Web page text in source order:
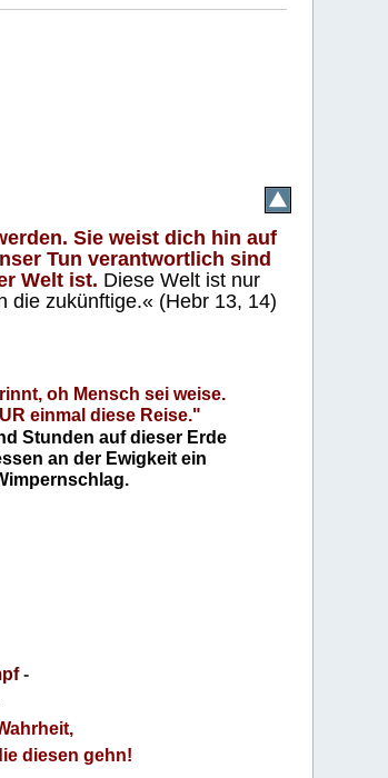
Sie weist dich hin auf
Tun verantwortlich sind
Welt ist. Diese Welt ist nur
die zukünftige.« (Hebr 13, 14)
oh Mensch sei weise.
einmal diese Reise."
Stunden auf dieser Erde
an der Ewigkeit ein
-
diesen gehn!